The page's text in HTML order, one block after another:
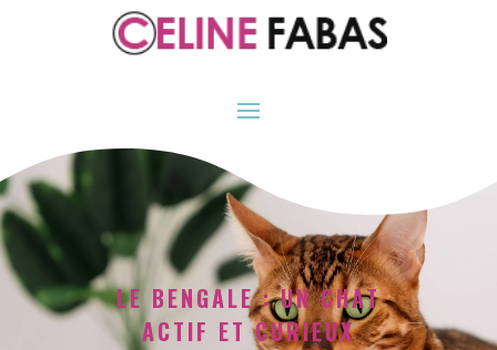
LE BENGALE : UN CHAT
ACTIF ET CURIEUX